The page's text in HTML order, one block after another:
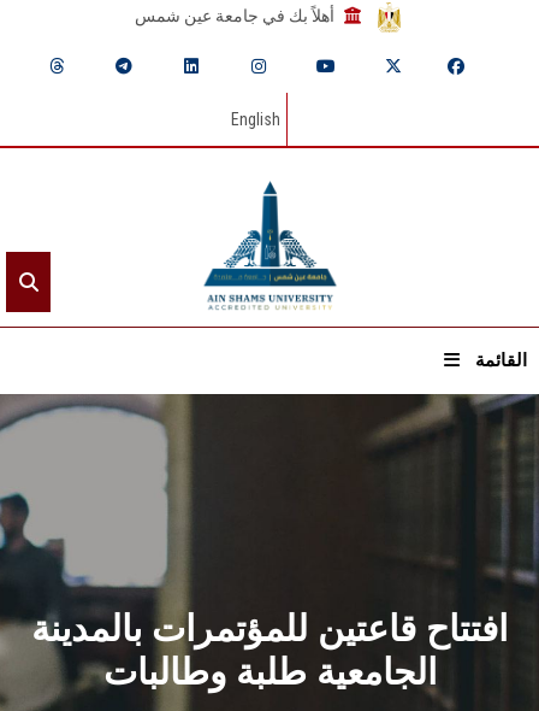
أهلاً بك في جامعة عين شمس
English
القائمة
الرئيسيـة
عن الجامعة
القطاعـات
الشئون الأكاديمية
البحث العلمي
افتتاح قاعتين للمؤتمرات بالمدينة
الجامعية طلبة وطالبات